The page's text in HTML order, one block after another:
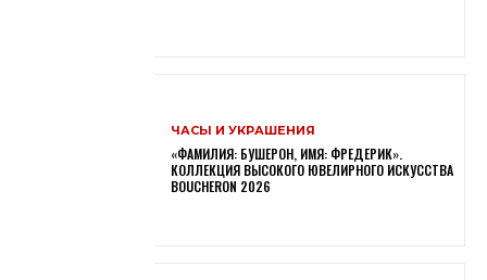
ЧАСЫ И УКРАШЕНИЯ
«ФАМИЛИЯ: БУШЕРОН, ИМЯ: ФРЕДЕРИК».
КОЛЛЕКЦИЯ ВЫСОКОГО ЮВЕЛИРНОГО ИСКУССТВА
BOUCHERON 2026